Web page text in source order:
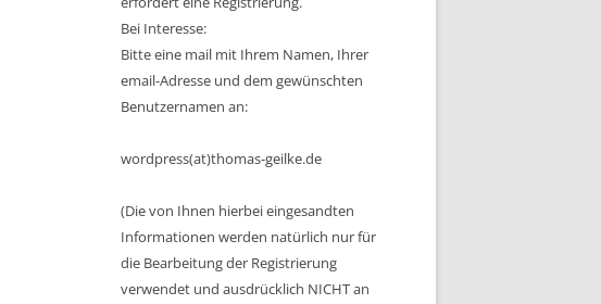
Bei Interesse:
Bitte eine mail mit Ihrem Namen, Ihrer
email-Adresse und dem gewünschten
Benutzernamen an:
wordpress(at)thomas-geilke.de
(Die von Ihnen hierbei eingesandten
Informationen werden natürlich nur für
die Bearbeitung der Registrierung
verwendet und ausdrücklich NICHT an